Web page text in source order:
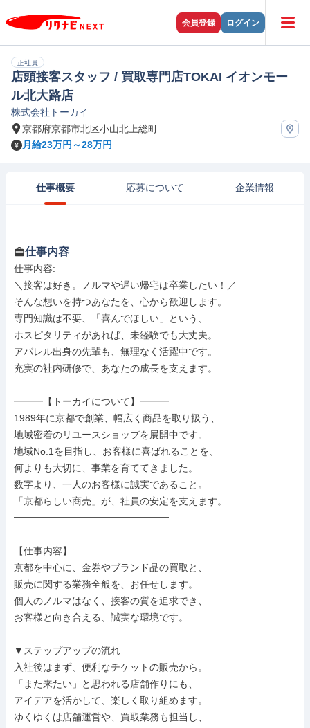
会員登録 ログイン
正社員
店頭接客スタッフ / 買取専門店TOKAI イオンモー
ル北大路店
株式会社トーカイ
京都府京都市北区小山北上総町
月給23万円～28万円
仕事概要 応募について 企業情報
仕事内容
仕事内容:
＼接客は好き。ノルマや遅い帰宅は卒業したい！／
そんな想いを持つあなたを、心から歓迎します。
専門知識は不要、「喜んでほしい」という、
ホスピタリティがあれば、未経験でも大丈夫。
アパレル出身の先輩も、無理なく活躍中です。
充実の社内研修で、あなたの成長を支えます。
━━━【トーカイについて】━━━
1989年に京都で創業、幅広く商品を取り扱う、
地域密着のリユースショップを展開中です。
地域No.1を目指し、お客様に喜ばれることを、
何よりも大切に、事業を育ててきました。
数字より、一人のお客様に誠実であること。
「京都らしい商売」が、社員の安定を支えます。
━━━━━━━━━━━━━━━━
【仕事内容】
京都を中心に、金券やブランド品の買取と、
販売に関する業務全般を、お任せします。
個人のノルマはなく、接客の質を追求でき、
お客様と向き合える、誠実な環境です。
▼ステップアップの流れ
入社後はまず、便利なチケットの販売から。
「また来たい」と思われる店舗作りにも、
アイデアを活かして、楽しく取り組めます。
ゆくゆくは店舗運営や、買取業務も担当し、